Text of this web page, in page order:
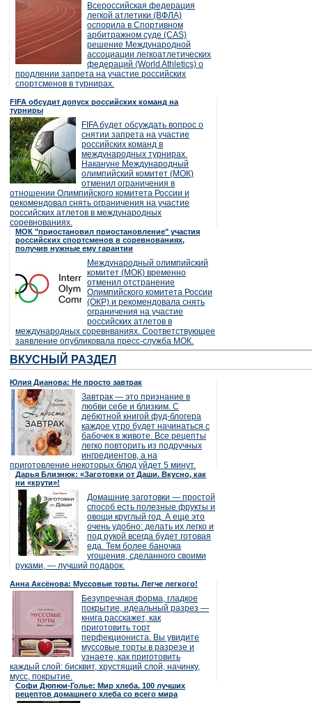
Всероссийская федерация
легкой атлетики (ВФЛА)
оспорила в Спортивном
арбитражном суде (CAS)
решение Международной
ассоциации легкоатлетических
федераций (World Athletics) о
продлении запрета на участие российских
спортсменов в турнирах.
FIFA обсудит допуск российских команд на
турниры
FIFA будет обсуждать вопрос о
снятии запрета на участие
российских команд в
международных турнирах.
Накануне Международный
олимпийский комитет (МОК)
отменил ограничения в
отношении Олимпийского комитета России и
рекомендовал снять ограничения на участие
российских атлетов в международных
соревнованиях.
МОК "приостановил приостановление" участия
российских спортсменов в соревнованиях,
получив нужные ему гарантии
Международный олимпийский
комитет (МОК) временно
отменил отстранение
Олимпийского комитета России
(ОКР) и рекомендовала снять
ограничения на участие
российских атлетов в
международных соревнваниях. Соответствующее
заявление опубликовала пресс-служба МОК.
ВКУСНЫЙ РАЗДЕЛ
Юлия Дианова: Не просто завтрак
Завтрак — это признание в
любви себе и близким. С
дебютной книгой фуд-блогера
каждое утро будет начинаться с
бабочек в животе. Все рецепты
легко повторить из подручных
ингредиентов, а на
приготовление некоторых блюд уйдет 5 минут.
Дарья Близнюк: «Заготовки от Даши. Вкусно, как
ни «крути»!
Домашние заготовки — простой
способ есть полезные фрукты и
овощи круглый год. А еще это
очень удобно: делать их легко и
под рукой всегда будет готовая
еда. Тем более баночка
угощения, сделанного своими
руками, — лучший подарок.
Анна Аксёнова: Муссовые торты. Легче легкого!
Безупречная форма, гладкое
покрытие, идеальный разрез —
книга расскажет, как
приготовить торт
перфекциониста. Вы увидите
муссовые торты в разрезе и
узнаете, как приготовить
каждый слой: бисквит, хрустящий слой, начинку,
мусс, покрытие.
Софи Дюпюи-Голье: Мир хлеба. 100 лучших
рецептов домашнего хлеба со всего мира